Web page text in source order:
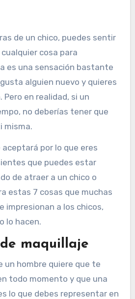
cosa para
es una sensación bastante
alguien nuevo y quieres
en realidad, si un
no deberías tener que
misma.
por lo que eres
que puedes estar
de atraer a un chico o
estas 7 cosas que muchas
impresionan a los chicos,
lo hacen.
maquillaje
un hombre quiere que te
todo momento y que una
lo que debes representar en